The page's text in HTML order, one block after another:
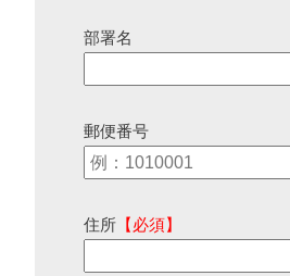
部署名
郵便番号
住所 【必須】